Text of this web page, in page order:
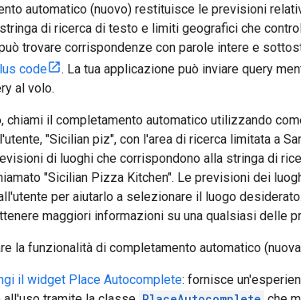
automatico (nuovo) restituisce le previsioni
di ricerca di testo e limiti geografici che
trovare corrispondenze con parole intere e
code
. La tua applicazione può inviare query
al volo.
chiami il completamento automatico utilizzando
"Sicilian piz", con l'area di ricerca limitata a
di luoghi che corrispondono alla stringa di
"Sicilian Pizza Kitchen". Le previsioni dei
per aiutarlo a selezionare il luogo
maggiori informazioni su una qualsiasi delle
la funzionalità di completamento automatico
il widget Place Autocomplete: fornisce